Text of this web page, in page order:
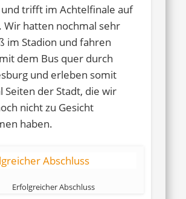
trifft im Achtelfinale auf
Wir hatten nochmal sehr
im Stadion und fahren
dem Bus quer durch
und erleben somit
Seiten der Stadt, die wir
nicht zu Gesicht
haben.
Erfolgreicher Abschluss